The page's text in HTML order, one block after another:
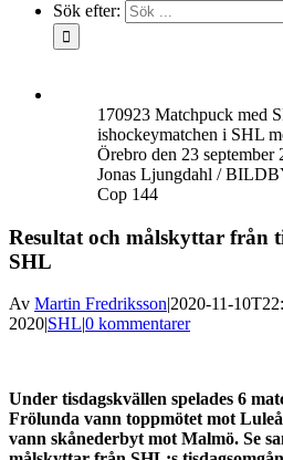
Sök efter:
170923 Matchpuck med
ishockeymatchen i SHL
Örebro den 23
Jonas Ljungdahl /
Cop 144
Resultat och målskyttar från
SHL
Av Martin Fredriksson|2020-11-
2020|SHL|0 kommentarer
Under tisdagskvällen spelades 6
Frölunda vann toppmötet mot
vann skånederbyt mot Malmö. Se